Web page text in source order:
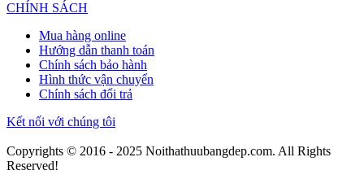
CHÍNH SÁCH
Mua hàng online
Hướng dẫn thanh toán
Chính sách bảo hành
Hình thức vận chuyển
Chính sách đổi trả
Kết nối với chúng tôi
Copyrights © 2016 - 2025 Noithathuubangdep.com. All Rights
Reserved!